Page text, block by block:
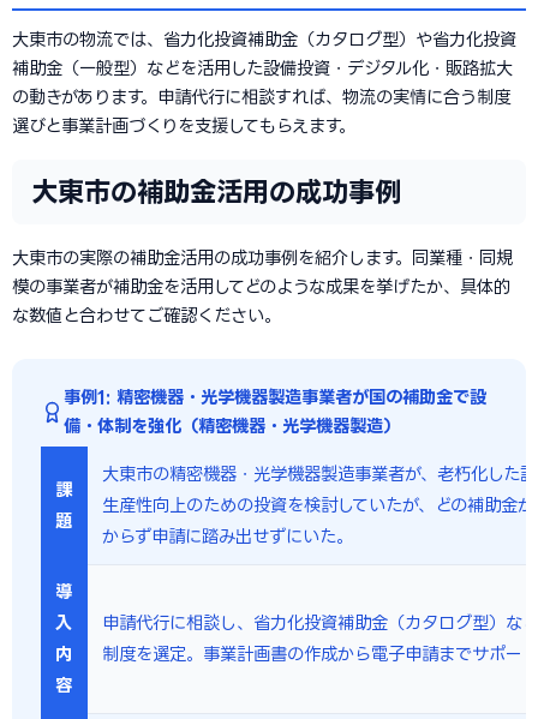
大東市の物流では、省力化投資補助金（カタログ型）や省力化投資
補助金（一般型）などを活用した設備投資・デジタル化・販路拡大
の動きがあります。申請代行に相談すれば、物流の実情に合う制度
選びと事業計画づくりを支援してもらえます。
大東市の補助金活用の成功事例
大東市の実際の補助金活用の成功事例を紹介します。同業種・同規
模の事業者が補助金を活用してどのような成果を挙げたか、具体的
な数値と合わせてご確認ください。
事例1: 精密機器・光学機器製造事業者が国の補助金で設
備・体制を強化（精密機器・光学機器製造）
課
題
大東市の精密機器・光学機器製造事業者が、老朽化した
生産性向上のための投資を検討していたが、どの補助金
からず申請に踏み出せずにいた。
導
入
内
容
申請代行に相談し、省力化投資補助金（カタログ型）な
制度を選定。事業計画書の作成から電子申請までサポー